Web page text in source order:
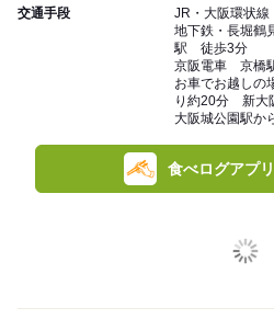
交通手段
JR・大阪環状
地下鉄・長堀鶴
駅 徒歩3分
京阪電車 京橋
お車でお越し
り約20分 新大
大阪城公園駅か
食べログアプ